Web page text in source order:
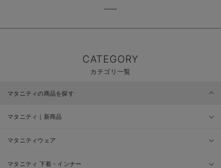
CATEGORY
カテゴリ一覧
マタニティの商品を探す
マタニティ｜新商品
マタニティウェア
マタニティ 下着・インナー